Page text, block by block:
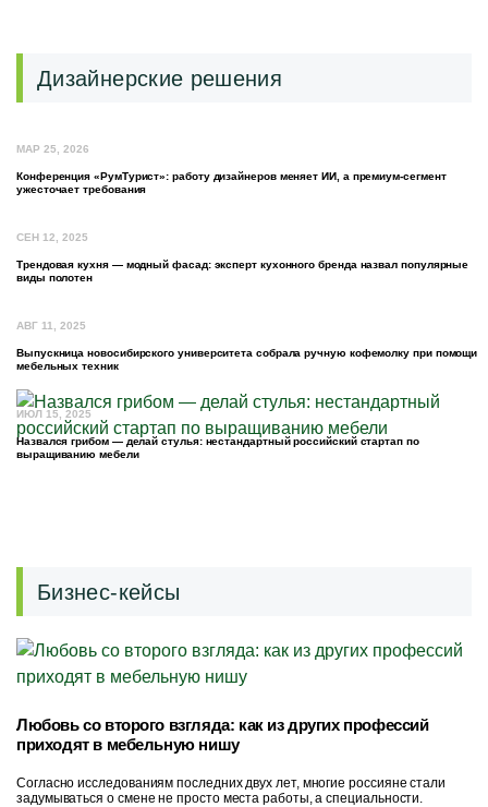
Дизайнерские решения
МАР 25, 2026
Конференция «РумТурист»: работу дизайнеров меняет ИИ, а премиум-сегмент
ужесточает требования
СЕН 12, 2025
Трендовая кухня — модный фасад: эксперт кухонного бренда назвал популярные
виды полотен
АВГ 11, 2025
Выпускница новосибирского университета собрала ручную кофемолку при помощи
мебельных техник
ИЮЛ 15, 2025
Назвался грибом — делай стулья: нестандартный российский стартап по
выращиванию мебели
Бизнес-кейсы
Любовь со второго взгляда: как из других профессий
приходят в мебельную нишу
Согласно исследованиям последних двух лет, многие россияне стали
задумываться о смене не просто места работы, а специальности.